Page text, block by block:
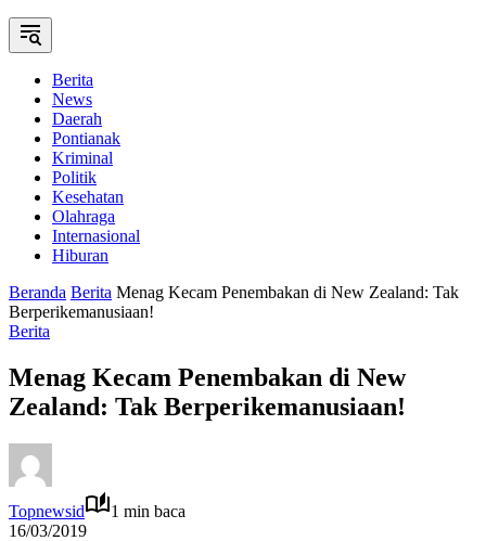
Berita
News
Daerah
Pontianak
Kriminal
Politik
Kesehatan
Olahraga
Internasional
Hiburan
Beranda Berita Menag Kecam Penembakan di New Zealand: Tak
Berperikemanusiaan!
Berita
Menag Kecam Penembakan di New
Zealand: Tak Berperikemanusiaan!
Topnewsid
1 min baca
16/03/2019